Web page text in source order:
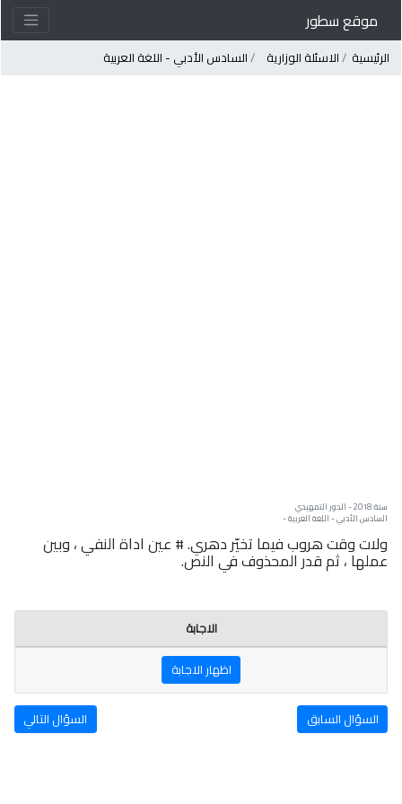
موقع سطور
الرئيسية الاسئلة الوزارية السادس الأدبي - اللغة العربية
سنة: 2018 - الدور التمهيدي
السادس الأدبي - اللغة العربية -
ولات وقت هروب فيما تخيّر دهري. # عين اداة النفي ، وبين
عملها ، ثم قدر المحذوف في النص.
الاجابة
اظهار الاجابة
السؤال السابق السؤال التالي